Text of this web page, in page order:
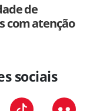
de
com atenção
sociais